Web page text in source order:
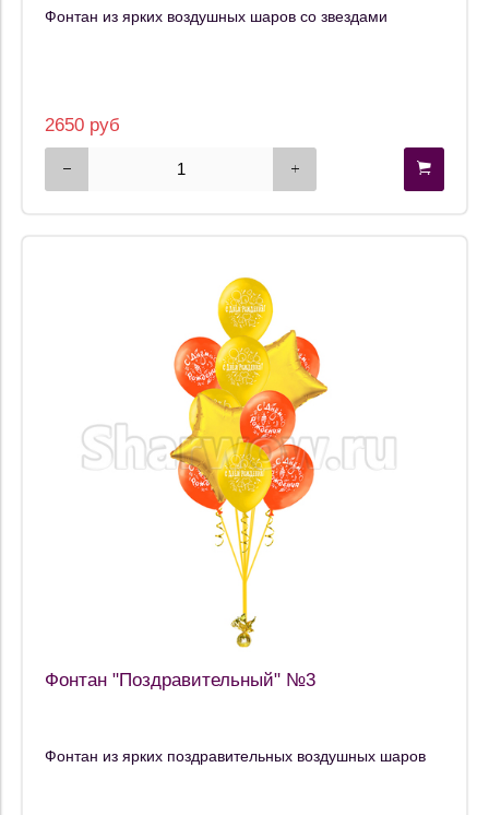
Фонтан из ярких воздушных шаров со звездами
2650 руб
Фонтан "Поздравительный" №3
Фонтан из ярких поздравительных воздушных шаров